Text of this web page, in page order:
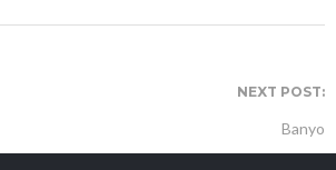
NEXT POST:
Banyo